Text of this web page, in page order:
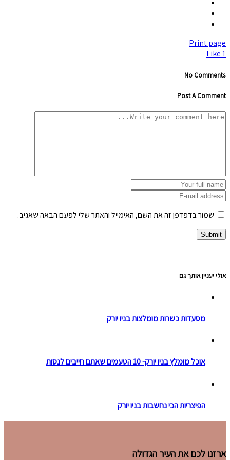
Print page
1
No Comments
Post A Comment
שמור בדפדפן זה את השם, האימייל והאתר שלי לפעם הבאה שאגיב.
אולי יעניין אותך גם
מסעדות כשרות מומלצות בניו יורק
אוכל מומלץ בניו יורק- 10 הטעמים שאתם חייבים לנסות
הפיצריות הכי נחשבות בניו יורק
ארזנו לכם את העיר הגדולה